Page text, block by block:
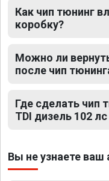
Как чип тюнинг
коробку?
Можно ли
после чип
Где сделать чип
TDI дизель 102
Вы не узнаете ваш